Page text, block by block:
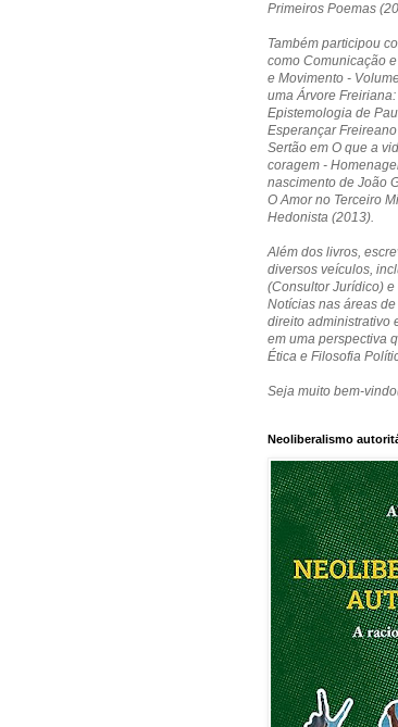
Primeiros Poemas
Também participou
como Comunicação
e Movimento -
uma Árvore
Epistemologia de
Esperançar
Sertão em O que a
coragem -
nascimento de João
O Amor no Terceiro
Hedonista (2013).
Além dos livros,
diversos veículos,
(Consultor Jurídico)
Notícias nas áreas
direito administrativo
em uma perspectiva
Ética e Filosofia
Seja muito bem-
Neoliberalismo